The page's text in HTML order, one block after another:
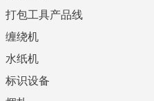
打包工具产品线
缠绕机
水纸机
标识设备